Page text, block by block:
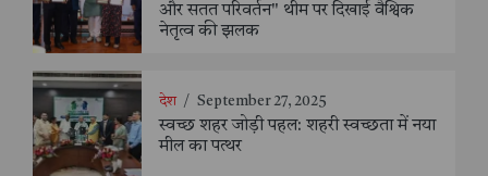
और सतत परिवर्तन" थीम पर दिखाई वैश्विक
नेतृत्व की झलक
देश / September 27, 2025
स्वच्छ शहर जोड़ी पहल: शहरी स्वच्छता में नया
मील का पत्थर